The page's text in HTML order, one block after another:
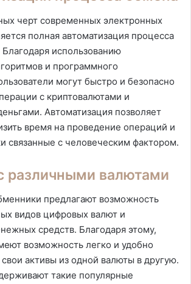
черт современных электронных
полная автоматизация процесса
использованию
и программного
могут быстро и безопасно
с криптовалютами и
Автоматизация позволяет
время на проведение операций и
связанные с человеческим фактором.
различными валютами
предлагают возможность
видов цифровых валют и
средств. Благодаря этому,
возможность легко и удобно
свои активы из одной валюты в другую.
такие популярные